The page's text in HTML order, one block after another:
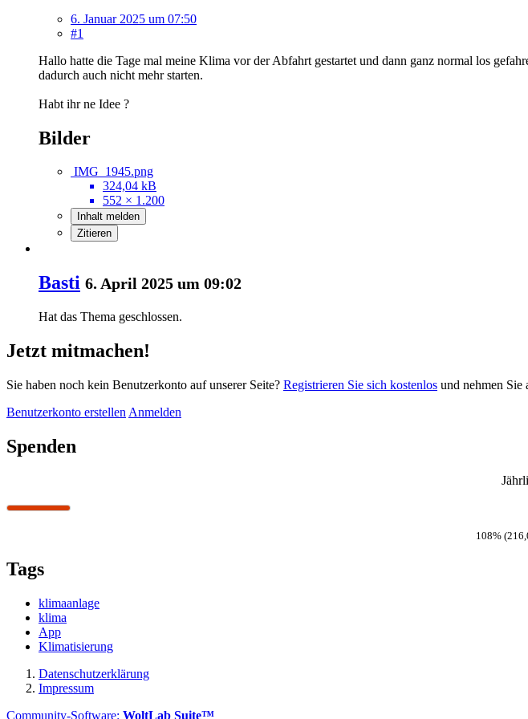
6. Januar 2025 um 07:50
#1
Hallo hatte die Tage mal meine Klima vor der Abfahrt gestartet und dann ganz normal los
dadurch auch nicht mehr starten.
Habt ihr ne Idee ?
Bilder
IMG_1945.png
324,04 kB
552 × 1.200
Inhalt melden
Zitieren
Basti 6. April 2025 um 09:02
Hat das Thema geschlossen.
Jetzt mitmachen!
Sie haben noch kein Benutzerkonto auf unserer Seite? Registrieren Sie sich kostenlos und nehmen Sie
Benutzerkonto erstellen Anmelden
Spenden
108%
Tags
klimaanlage
klima
App
Klimatisierung
Datenschutzerklärung
Impressum
Community-Software: WoltLab Suite™